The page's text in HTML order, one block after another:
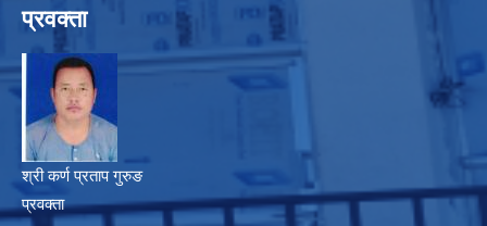
प्रवक्ता
श्री कर्ण प्रताप गुरुङ
प्रवक्ता